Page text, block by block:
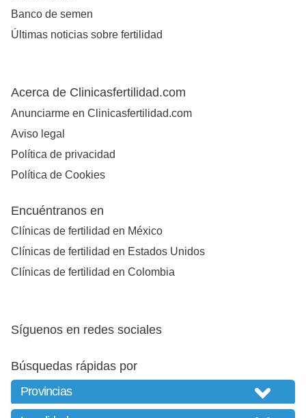
Banco de semen
Últimas noticias sobre fertilidad
Acerca de Clinicasfertilidad.com
Anunciarme en Clinicasfertilidad.com
Aviso legal
Política de privacidad
Política de Cookies
Encuéntranos en
Clínicas de fertilidad en México
Clínicas de fertilidad en Estados Unidos
Clínicas de fertilidad en Colombia
Síguenos en redes sociales
Búsquedas rápidas por